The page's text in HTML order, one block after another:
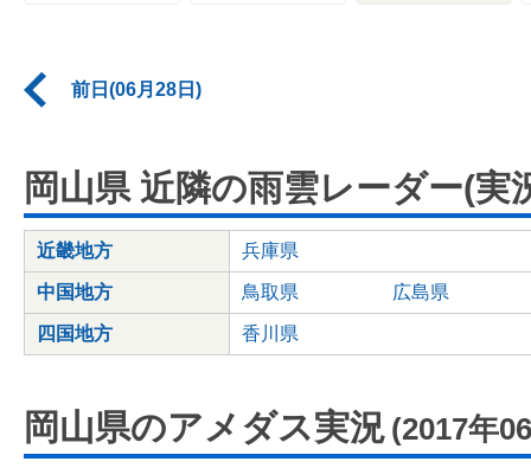
前日(06月28日)
岡山県 近隣の雨雲レーダー(実
近畿地方 兵庫県
中国地方 鳥取県 広島県
四国地方 香川県
岡山県のアメダス実況 (2017年